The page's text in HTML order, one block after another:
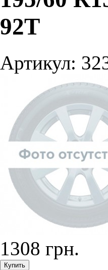
92T
Артикул:
1308 грн.